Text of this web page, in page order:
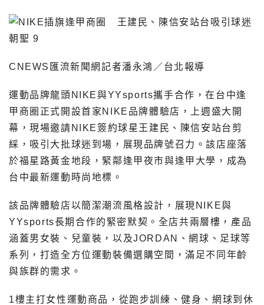
CNEWS匯流新聞網記者潘永鴻／台北報導
運動品牌龍頭NIKE與YYsports攜手合作，在台中逢
甲商圈正式開設首家NIKE品牌體驗店，上週盛大開
幕，現場邀請NIKE簽約球星王建民、陳信安站台剪
綵，吸引大批球迷到場，展現品牌號召力。該店座落
於福星路黃金地段，緊鄰逢甲夜市與逢甲大學，成為
台中最新運動時尚地標。
該品牌體驗店以簡潔潮流風格設計，展現NIKE與
YYsports長期合作的緊密默契。全店共兩層樓，產品
涵蓋男女裝、兒童裝，以及JORDAN、網球、足球等
系列，打造全方位運動裝備選購空間，滿足不同年齡
與族群的需求。
1樓主打女性運動商品，從跑步訓練、健身、網球到休